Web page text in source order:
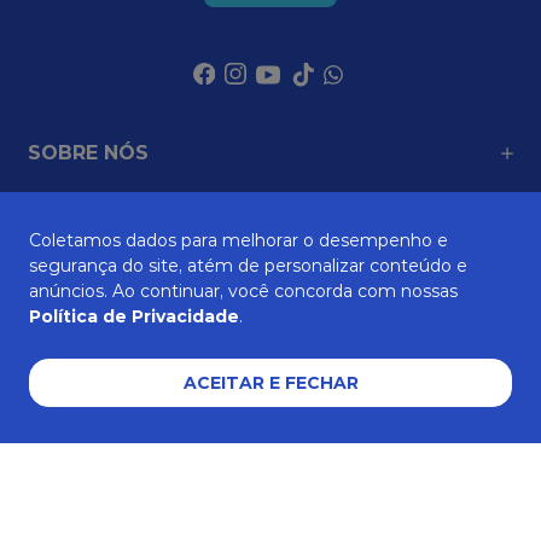
SOBRE NÓS
ATENDIMENTO
Coletamos dados para melhorar o desempenho e
segurança do site, atém de personalizar conteúdo e
anúncios. Ao continuar, você concorda com nossas
Política de Privacidade.
ACEITAR E FECHAR